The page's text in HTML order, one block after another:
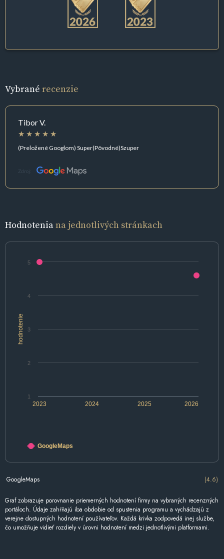
Vybrané recenzie
Tibor V.
(Preložené Googlom) Super(Pôvodné)Szuper
Zdroj:
Hodnoteniana jednotlivých stránkach
hodnotenie
2024 2026
2023 2025
1
2
3
4
5
GoogleMaps
GoogleMaps (4.6)
Graf zobrazuje porovnanie priemerných hodnotení firmy na vybraných recenzných
portáloch. Údaje zahŕňajú iba obdobie od spustenia programu a vychádzajú z
verejne dostupných hodnotení používateľov. Každá krivka zodpovedá inej službe,
čo umožňuje vidieť rozdiely v úrovni hodnotení medzi jednotlivými platformami.